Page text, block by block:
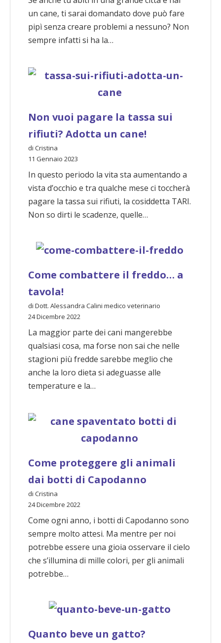
un cane, ti sarai domandato dove può fare
pipì senza creare problemi a nessuno? Non
sempre infatti si ha la…
Non vuoi pagare la tassa sui
rifiuti? Adotta un cane!
di Cristina
11 Gennaio 2023
In questo periodo la vita sta aumentando a
vista d’occhio e tra qualche mese ci toccherà
pagare la tassa sui rifiuti, la cosiddetta TARI.
Non so dirti le scadenze, quelle…
Come combattere il freddo… a
tavola!
di Dott. Alessandra Calini medico veterinario
24 Dicembre 2022
La maggior parte dei cani mangerebbe
qualsiasi cosa, ma forse non sai che nelle
stagioni più fredde sarebbe meglio che
anche la loro dieta si adeguasse alle
temperature e la…
Come proteggere gli animali
dai botti di Capodanno
di Cristina
24 Dicembre 2022
Come ogni anno, i botti di Capodanno sono
sempre molto attesi. Ma mentre per noi
potrebbe essere una gioia osservare il cielo
che s’illumina di mille colori, per gli animali
potrebbe…
Quanto beve un gatto?